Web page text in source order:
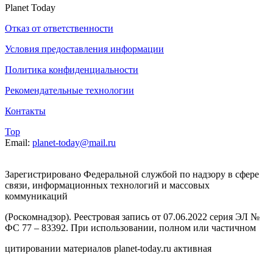
Planet Today
Отказ от ответственности
Условия предоставления информации
Политика конфиденциальности
Рекомендательные технологии
Контакты
Top
Email: planet-today@mail.ru
Зарегистрировано Федеральной службой по надзору в сфере
связи, информационных технологий и массовых
коммуникаций
(Роскомнадзор). Реестровая запись от 07.06.2022 серия ЭЛ №
ФС 77 – 83392. При использовании, полном или частичном
цитировании материалов planet-today.ru активная